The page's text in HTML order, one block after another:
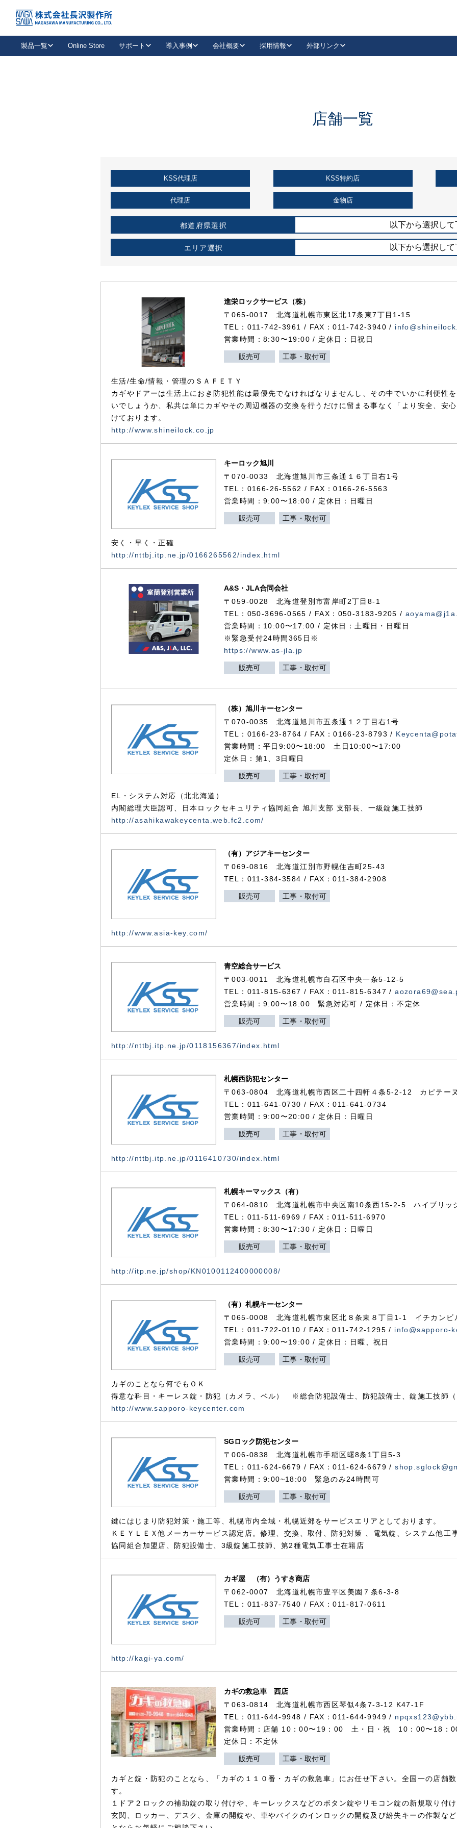
製品一覧
抗ウイルス・抗菌製品
キーレックスを品番からお探しいただけます。
Online Store サポート
取扱店情報
お役立ち情報
導入事例
企業様採用事例
会社概要 採用情報 外部リンク
LinkedIn
KSS加盟店・取扱店情報
店舗一覧
店舗一覧
KSS代理店 KSS特約店
代理店 金物店
都道府県選択 以下から選択し
エリア選択 以下から選択し
進栄ロックサービス（株）
〒065-0017 北海道札幌市東区北17条東7丁目1-15
TEL：011-742-3961 / FAX：011-742-3940 /
営業時間：8:30〜19:00 / 定休日：日祝日
販売可 工事・取付可
生活/生命/情報・管理のＳＡＦＥＴＹ
カギやドアーは生活上におき防犯性能は最優先でなければなりませんし、その中でいかに利便性
いでしょうか、私共は単にカギやその周辺機器の交換を行うだけに留まる事なく「より安全、安
けております。
http://www.shineilock.co.jp
キーロック旭川
〒070-0033 北海道旭川市三条通１６丁目右1号
TEL：0166-26-5562 / FAX：0166-26-5563
営業時間：9:00〜18:00 / 定休日：日曜日
販売可 工事・取付可
安く・早く・正確
http://nttbj.itp.ne.jp/0166265562/index.html
A&S・JLA合同会社
〒059-0028北海道登別市富岸町2丁目 8-1
TEL：050-3696-0565 / FAX：050-3183-9205 /
営業時間：10:00〜17:00 / 定休日：土曜日・日曜日
※緊急受付24時間365日※
https://www.as-jla.jp
販売可 工事・取付可
（株）旭川キーセンター
〒070-0035 北海道旭川市五条通１２丁目右1号
TEL：0166-23-8764 / FAX：0166-23-8793 /
営業時間：平日9:00〜18:00 土日10:00〜17:00
定休日：第1、3日曜日
販売可 工事・取付可
EL・システム対応（北北海道）
内閣総理大臣認可、日本ロックセキュリティ協同組合 旭川支部 支部長、一級錠施工技師
http://asahikawakeycenta.web.fc2.com/
（有）アジアキーセンター
〒069-0816 北海道江別市野幌住吉町25-43
TEL：011-384-3584 / FAX：011-384-2908
販売可 工事・取付可
http://www.asia-key.com/
青空総合サービス
〒003-0011 北海道札幌市白石区中央一条5-12-5
TEL：011-815-6367 / FAX：011-815-6347 /
営業時間：9:00〜18:00 緊急対応可 / 定休日：不定休
販売可 工事・取付可
http://nttbj.itp.ne.jp/0118156367/index.html
札幌西防犯センター
〒063-0804 北海道札幌市西区二十四軒４条5-2-12 カピテー
TEL：011-641-0730 / FAX：011-641-0734
営業時間：9:00〜20:00 / 定休日：日曜日
販売可 工事・取付可
http://nttbj.itp.ne.jp/0116410730/index.html
札幌キーマックス（有）
〒064-0810 北海道札幌市中央区南10条西15-2-5 ハイブリッ
TEL：011-511-6969 / FAX：011-511-6970
営業時間：8:30〜17:30 / 定休日：日曜日
販売可 工事・取付可
http://itp.ne.jp/shop/KN0100112400000008/
（有）札幌キーセンター
〒065-0008 北海道札幌市東区北８条東８丁目1-1 イチカンビ
TEL：011-722-0110 / FAX：011-742-1295 / info@sapporo-
営業時間：9:00〜19:00 / 定休日：日曜、祝日
販売可 工事・取付可
カギのことなら何でもＯＫ
得意な科目・キーレス錠・防犯（カメラ、ベル） ※総合防犯設備士、防犯設備士、錠施工技師
http://www.sapporo-keycenter.com
SGロック防犯センター
〒006-0838 北海道札幌市手稲区曙8条1丁目5-3
TEL：011-624-6679 / FAX：011-624-6679 /
営業時間：9:00~18:00 緊急のみ24時間可
販売可 工事・取付可
鍵にはじまり防犯対策・施工等、札幌市内全域・札幌近郊をサービスエリアとしております。
ＫＥＹＬＥＸ他メーカーサービス認定店。修理、交換、取付、防犯対策 、電気錠、システム他工
協同組合加盟店、防犯設備士、3級錠施工技師、第2種電気工事士在籍店
カギ屋 （有）うすき商店
〒062-0007 北海道札幌市豊平区美園７条6-3-8
TEL：011-837-7540 / FAX：011-817-0611
販売可 工事・取付可
http://kagi-ya.com/
カギの救急車 西店
〒063-0814 北海道札幌市西区琴似4条7-3-12 K47-1F
TEL：011-644-9948 / FAX：011-644-9949 /
営業時間：店舗 10：00〜19：00 土・日・祝 10：00〜18：
定休日：不定休
販売可 工事・取付可
カギと錠・防犯のことなら、「カギの１１０番・カギの救急車」にお任せ下さい。全国一の店舗
す。
１ドア２ロックの補助錠の取り付けや、キーレックスなどのボタン錠やリモコン錠の新規取り付
玄関、ロッカー、デスク、金庫の開錠や、車やバイクのインロックの開錠及び紛失キーの作製な